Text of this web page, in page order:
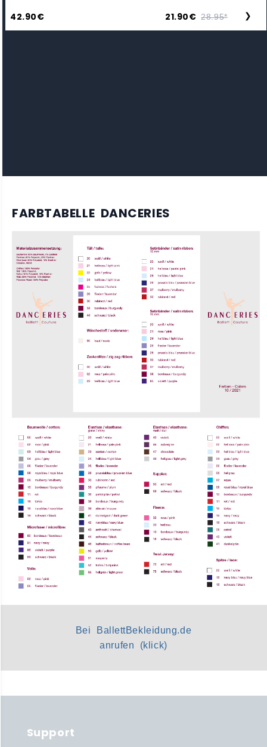
42.90€ 21.90€ 28.95* ❯
FARBTABELLE DANCERIES
Bei BallettBekleidung.de
anrufen (klick)
Support